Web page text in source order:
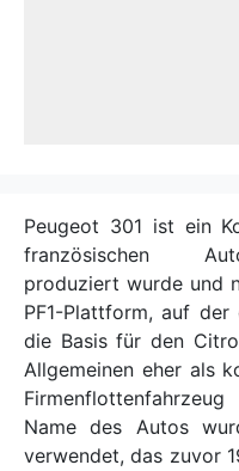
Peugeot 301 ist ein
französischen
produziert wurde und
PF1-Plattform, auf
die Basis für den
Allgemeinen eher als
Name des Autos
verwendet, das zuvor